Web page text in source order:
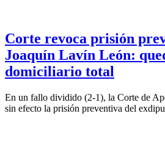
Corte revoca prisión
Joaquín Lavín León:
domiciliario total
En un fallo dividido (2-1), la Corte de
sin efecto la prisión preventiva del